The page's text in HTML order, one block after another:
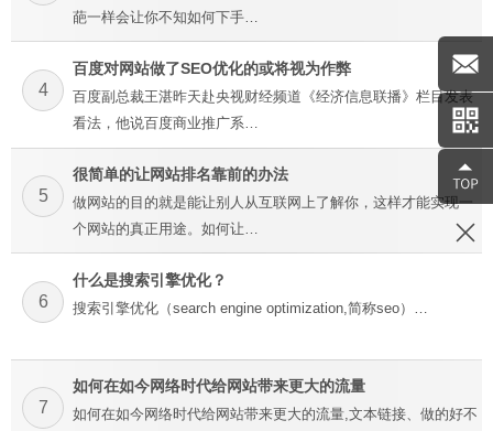
葩一样会让你不知如何下手…
4
百度对网站做了SEO优化的或将视为作弊
百度副总裁王湛昨天赴央视财经频道《经济信息联播》栏目发表
看法，他说百度商业推广系…
5
很简单的让网站排名靠前的办法
做网站的目的就是能让别人从互联网上了解你，这样才能实现一
个网站的真正用途。如何让…
6
什么是搜索引擎优化？
搜索引擎优化（search engine optimization,简称seo）…
7
如何在如今网络时代给网站带来更大的流量
如何在如今网络时代给网站带来更大的流量,文本链接、做的好不